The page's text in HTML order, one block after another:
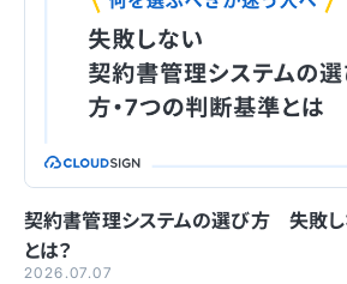
2026.07.07
契約書管理システムの選び方 失敗
とは？